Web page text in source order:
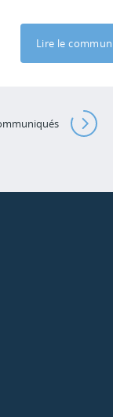
Lire le